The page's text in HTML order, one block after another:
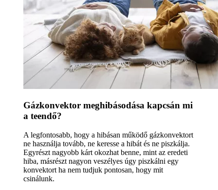
Gázkonvektor meghibásodása kapcsán mi
a teendő?
A legfontosabb, hogy a hibásan működő gázkonvektort
ne használja tovább, ne keresse a hibát és ne piszkálja.
Egyrészt nagyobb kárt okozhat benne, mint az eredeti
hiba, másrészt nagyon veszélyes úgy piszkálni egy
konvektort ha nem tudjuk pontosan, hogy mit
csinálunk.